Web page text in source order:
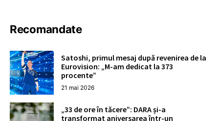
Recomandate
Satoshi, primul mesaj după revenirea de la
Eurovision: „M-am dedicat la 373
procente”
21 mai 2026
„33 de ore în tăcere”: DARA și-a
transformat aniversarea într-un